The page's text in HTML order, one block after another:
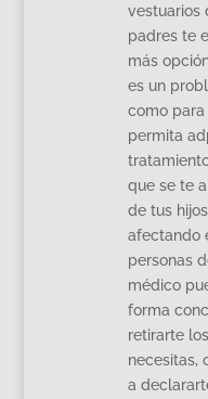
vestuarios
padres te
más
es un
como para
permita
que se te
de tus
afectando
personas
médico
forma
retirarte
necesitas,
a